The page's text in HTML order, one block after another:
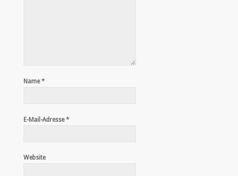
Name*
E-Mail-Adresse*
Website